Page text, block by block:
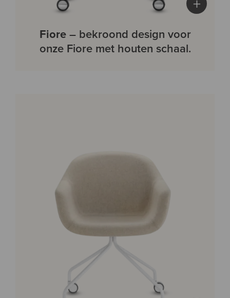
Fiore– bekroond design voor
onze Fiore met houten schaal.